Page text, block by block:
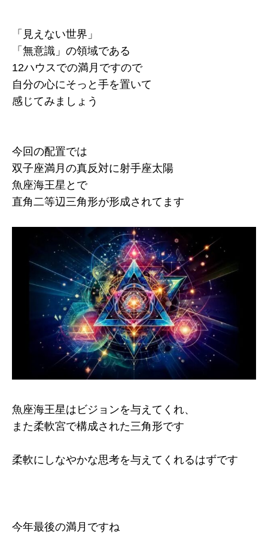
「見えない世界」
「無意識」の領域である
12ハウスでの満月ですので
自分の心にそっと手を置いて
感じてみましょう
今回の配置では
双子座満月の真反対に射手座太陽
魚座海王星とで
直角二等辺三角形が形成されてます
魚座海王星はビジョンを与えてくれ、
また柔軟宮で構成された三角形です
柔軟にしなやかな思考を与えてくれるはずです
今年最後の満月ですね